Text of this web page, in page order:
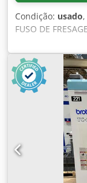
Condição: usado
FUSO DE
Potência do
10 - 10.000 [rpm]
500 x 400 x 300
[m/min] -
TROCADOR DE
ferramentas:
ferramentas no
ferramenta: 1,7
320 [mm] -
ALIMENTAÇÃO
Potência total